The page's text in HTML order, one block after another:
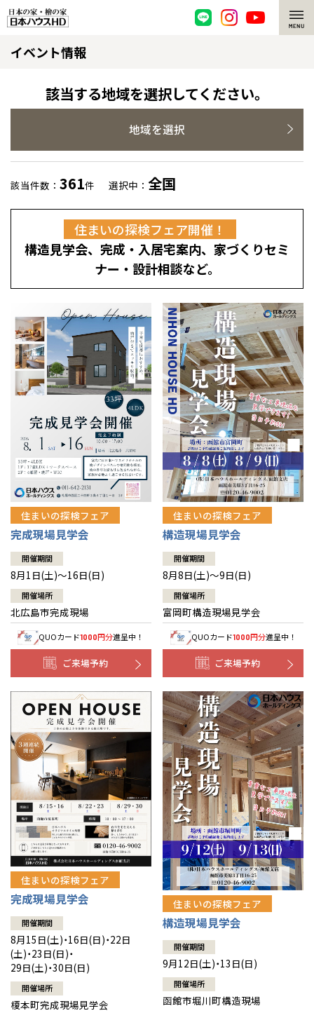
脱炭素・檜の家
環境にやさしい、脱炭素社会の住宅
耐震構造
高耐久住宅
高断熱・高気密の家
エネルギー自給自足
感謝訪問・長期保証
直営工事
1メーターモジュール
冷暖房標準装備
24時間対応コールセンター
デザイン賞各種受賞
セントラルヒーティング
選ばれる理由
檜の魅力 トップ
檜と日本人
1000年を超えて生きる檜
知られざる檜の効果・作用
理想の木材「檜」
注文住宅
グレートステージ
平屋の家
外観・インテリア集
暮らし方提案
住まいのコラム
住まいのお手入れ集
リフォーム トップ
選ばれる理由
リフォームの流れ
介護保険利用で快適リフォーム
賃貸併用住宅のメリット
安心のサポートシステム
展示場案内
分譲住宅・土地
分譲マンション
分譲マンション トップ
ワザックとは
高い信頼性
安心の管理体制
ギャラリー
会社情報
会社情報 トップ
ニュースリリース
代表ごあいさつ
企業理念
会社概要
事業部紹介
IR情報
木材調達指針
グループ会社紹介
CMギャラリー
採用情報
お問い合わせ
会員サイト
イベント情報
該当する地域を選択してください。
地域を選択
該当件数： 361件 選択中： 全国
住まいの探検フェア開催！
構造見学会、完成・入居宅案内、家づくりセミ
ナー・設計相談など。
住まいの探検フェア
完成現場見学会
開催期間
8月1日(土)～16日(日)
開催場所
北広島市完成現場
QUOカード1000円分進呈中！
ご来場予約
住まいの探検フェア
構造現場見学会
開催期間
8月8日(土)～9日(日)
開催場所
富岡町構造現場見学会
QUOカード1000円分進呈中！
ご来場予約
住まいの探検フェア
完成現場見学会
開催期間
8月15日(土)・16日(日)・22日
(土)・23日(日)・
29日(土)・30日(日)
開催場所
榎本町完成現場見学会
住まいの探検フェア
構造現場見学会
開催期間
9月12日(土)・13日(日)
開催場所
函館市堀川町構造現場